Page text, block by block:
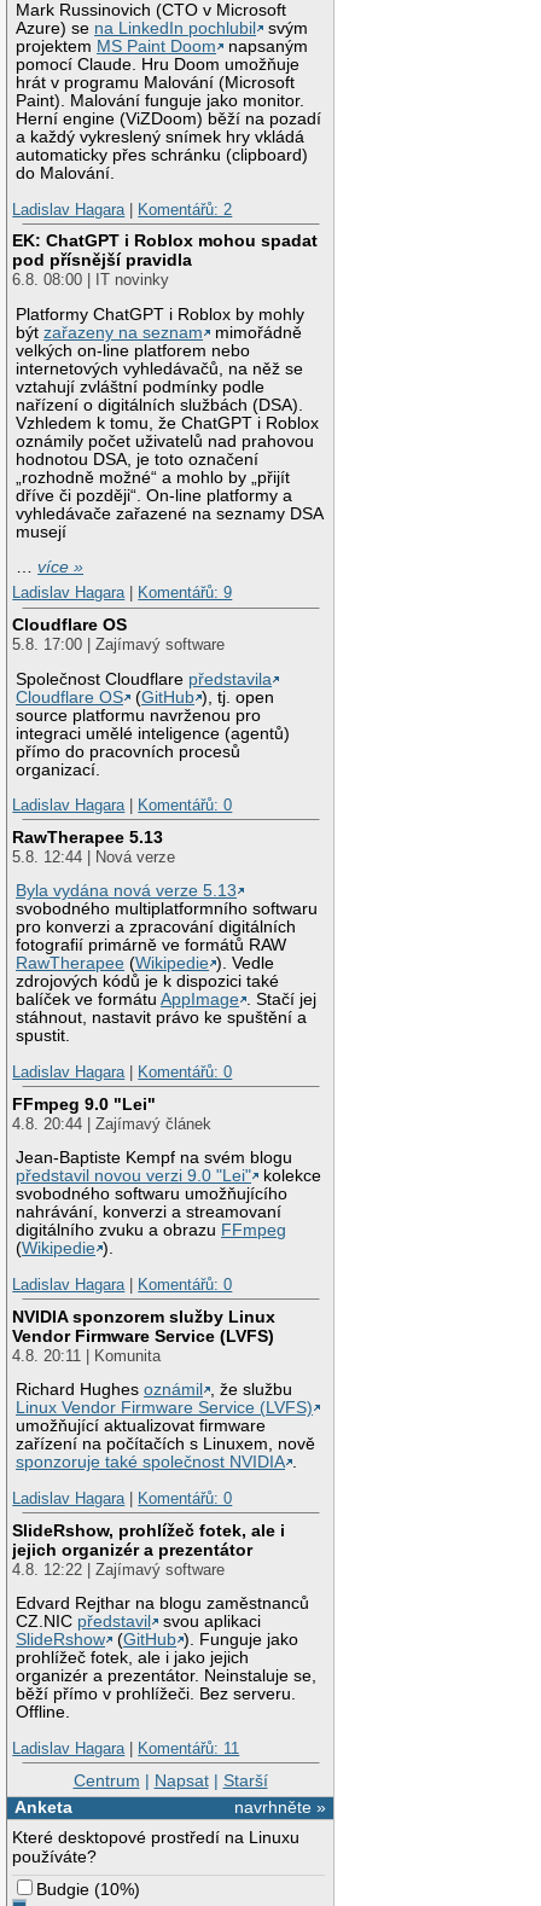
Mark Russinovich (CTO v Microsoft
Azure) se na LinkedIn pochlubil
svým
projektem MS Paint Doom
napsaným
pomocí Claude. Hru Doom umožňuje
hrát v programu Malování (Microsoft
Paint). Malování funguje jako monitor.
Herní engine (ViZDoom) běží na pozadí
a každý vykreslený snímek hry vkládá
automaticky přes schránku (clipboard)
do Malování.
Ladislav Hagara
Komentářů: 2
EK: ChatGPT i Roblox mohou spadat
pod přísnější pravidla
6.8. 08:00 | IT novinky
Platformy ChatGPT i Roblox by mohly
býtzařazeny na seznam
mimořádně
velkých on-line platforem nebo
internetových vyhledávačů, na něž se
vztahují zvláštní podmínky podle
nařízení o digitálních službách (DSA).
Vzhledem k tomu, že ChatGPT i Roblox
oznámily počet uživatelů nad prahovou
hodnotou DSA, je toto označení
„rozhodně možné“ a mohlo by „přijít
dříve či později“. On-line platformy a
vyhledávače zařazené na seznamy DSA
musejí
…více »
Ladislav Hagara| Komentářů: 9
Cloudflare OS
5.8. 17:00 | Zajímavý software
Společnost Cloudflare představila
Cloudflare OS
(GitHub ), tj. open
source platformu navrženou pro
integraci umělé inteligence (agentů)
přímo do pracovních procesů
organizací.
Ladislav Hagara| Komentářů: 0
RawTherapee 5.13
5.8. 12:44 | Nová verze
Byla vydána nová verze 5.13
svobodného multiplatformního softwaru
pro konverzi a zpracování digitálních
fotografií primárně ve formátů RAW
RawTherapee (Wikipedie ). Vedle
zdrojových kódů je k dispozici také
balíček ve formátuAppImage . Stačí jej
stáhnout, nastavit právo ke spuštění a
spustit.
Ladislav Hagara| Komentářů: 0
FFmpeg 9.0 "Lei"
4.8. 20:44 | Zajímavý článek
Jean-Baptiste Kempf na svém blogu
představil novou verzi 9.0 "Lei"
kolekce
svobodného softwaru umožňujícího
nahrávání, konverzi a streamovaní
digitálního zvuku a obrazu FFmpeg
(Wikipedie ).
Ladislav Hagara| Komentářů: 0
NVIDIA sponzorem služby Linux
Vendor Firmware Service (LVFS)
4.8. 20:11 | Komunita
Richard Hughesoznámil
, že službu
Linux Vendor Firmware Service (LVFS)
umožňující aktualizovat firmware
zařízení na počítačích s Linuxem, nově
sponzoruje také společnost NVIDIA .
Ladislav Hagara| Komentářů: 0
SlideRshow, prohlížeč fotek, ale i
jejich organizér a prezentátor
4.8. 12:22 | Zajímavý software
Edvard Rejthar na blogu zaměstnanců
CZ.NIC představil
svou aplikaci
SlideRshow
(GitHub ). Funguje jako
prohlížeč fotek, ale i jako jejich
organizér a prezentátor. Neinstaluje se,
běží přímo v prohlížeči. Bez serveru.
Offline.
Ladislav Hagara| Komentářů: 11
Centrum | Napsat| Starší
navrhněte »
Anketa
Které desktopové prostředí na Linuxu
používáte?
Budgie (10%)